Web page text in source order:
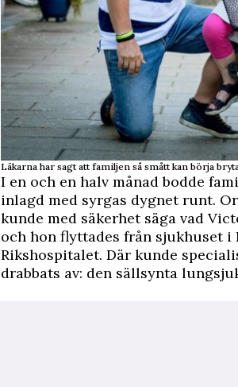
Läkarna har sagt att familjen så smått kan börja
I en och en halv månad bodde
inlagd med syrgas dygnet runt.
kunde med säkerhet säga vad
och hon flyttades från sjukhuset
Rikshospitalet. Där kunde
drabbats av: den sällsynta